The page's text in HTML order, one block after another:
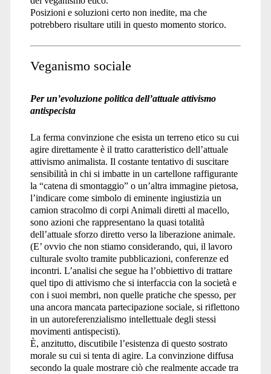
Posizioni e soluzioni certo non inedite, ma che
potrebbero risultare utili in questo momento storico.
Veganismo sociale
Per un’evoluzione politica dell’attuale attivismo
antispecista
La ferma convinzione che esista un terreno etico su cui
agire direttamente è il tratto caratteristico dell’attuale
attivismo animalista. Il costante tentativo di suscitare
sensibilità in chi si imbatte in un cartellone raffigurante
la “catena di smontaggio” o un’altra immagine pietosa,
l’indicare come simbolo di eminente ingiustizia un
camion stracolmo di corpi Animali diretti al macello,
sono azioni che rappresentano la quasi totalità
dell’attuale sforzo diretto verso la liberazione animale.
(E’ ovvio che non stiamo considerando, qui, il lavoro
culturale svolto tramite pubblicazioni, conferenze ed
incontri. L’analisi che segue ha l’obbiettivo di trattare
quel tipo di attivismo che si interfaccia con la società e
con i suoi membri, non quelle pratiche che spesso, per
una ancora mancata partecipazione sociale, si riflettono
in un autoreferenzialismo intellettuale degli stessi
movimenti antispecisti).
È, anzitutto, discutibile l’esistenza di questo sostrato
morale su cui si tenta di agire. La convinzione diffusa
secondo la quale mostrare ciò che realmente accade tra